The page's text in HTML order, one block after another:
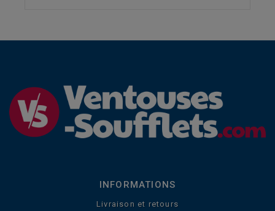
INFORMATIONS
Livraison et retours